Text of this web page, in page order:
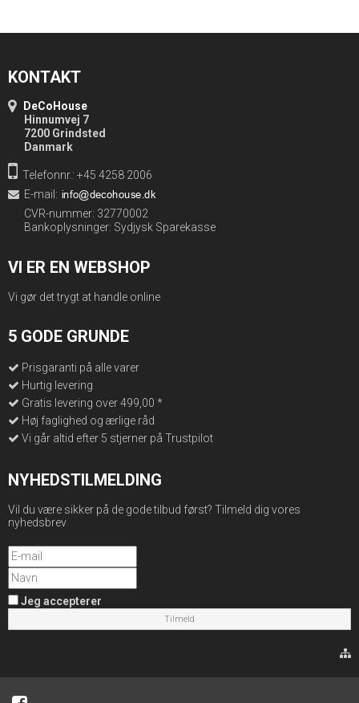
KONTAKT
DeCoHouse
Hinnumvej 7
7200 Grindsted
Danmark
Telefonnr.: +45 4258 2006
E-mail :
CVR-nummer: 32770002
Bankoplysninger: Sydjysk Sparekasse
VI ER EN WEBSHOP
Vi gør det trygt at handle online
5 GODE GRUNDE
Prisgaranti på alle varer
Hurtig levering
Gratis levering over 499,00 *
Høj faglighed og ærlige råd
Vi går altid efter 5 stjerner på Trustpilot
NYHEDSTILMELDING
Vil du være sikker på de gode tilbud først? Tilmeld dig vores
nyhedsbrev
Jeg accepterer
Tilmeld